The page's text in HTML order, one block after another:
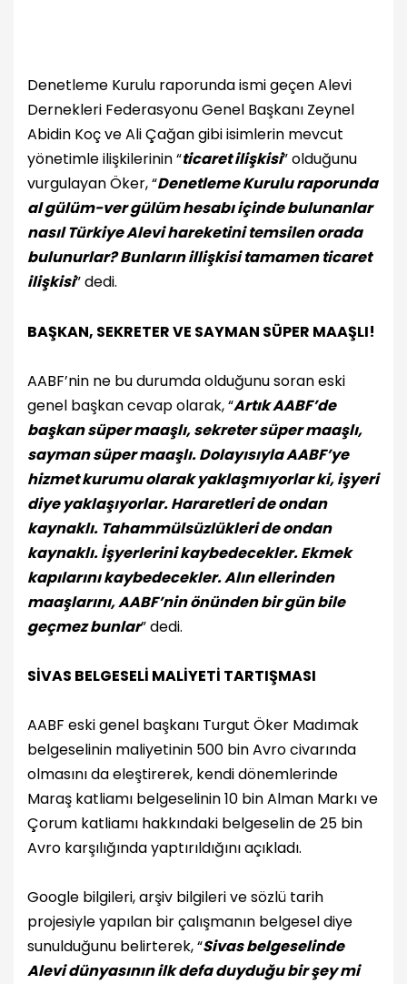
Denetleme Kurulu raporunda ismi geçen Alevi
Dernekleri Federasyonu Genel Başkanı Zeynel
Abidin Koç ve Ali Çağan gibi isimlerin mevcut
yönetimle ilişkilerinin “ticaret ilişkisi” olduğunu
vurgulayan Öker, “Denetleme Kurulu raporunda
al gülüm-ver gülüm hesabı içinde bulunanlar
nasıl Türkiye Alevi hareketini temsilen orada
bulunurlar? Bunların illişkisi tamamen ticaret
ilişkisi” dedi.
BAŞKAN, SEKRETER VE SAYMAN SÜPER MAAŞLI!
AABF’nin ne bu durumda olduğunu soran eski
genel başkan cevap olarak, “Artık AABF’de
başkan süper maaşlı, sekreter süper maaşlı,
sayman süper maaşlı. Dolayısıyla AABF’ye
hizmet kurumu olarak yaklaşmıyorlar ki, işyeri
diye yaklaşıyorlar. Hararetleri de ondan
kaynaklı. Tahammülsüzlükleri de ondan
kaynaklı. İşyerlerini kaybedecekler. Ekmek
kapılarını kaybedecekler. Alın ellerinden
maaşlarını, AABF’nin önünden bir gün bile
geçmez bunlar” dedi.
SİVAS BELGESELİ MALİYETİ TARTIŞMASI
AABF eski genel başkanı Turgut Öker Madımak
belgeselinin maliyetinin 500 bin Avro civarında
olmasını da eleştirerek, kendi dönemlerinde
Maraş katliamı belgeselinin 10 bin Alman Markı ve
Çorum katliamı hakkındaki belgeselin de 25 bin
Avro karşılığında yaptırıldığını açıkladı.
Google bilgileri, arşiv bilgileri ve sözlü tarih
projesiyle yapılan bir çalışmanın belgesel diye
sunulduğunu belirterek, “Sivas belgeselinde
Alevi dünyasının ilk defa duyduğu bir şey mi